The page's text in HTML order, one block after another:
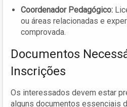
Coordenador Pedagógico:
ou áreas relacionadas e
comprovada.
Documentos
Inscrições
Os interessados devem estar
alguns documentos essenciais